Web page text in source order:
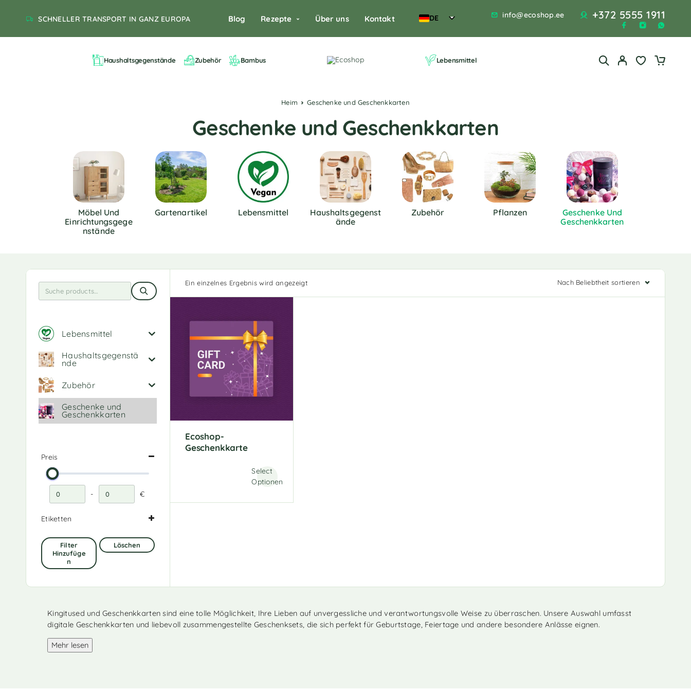
SCHNELLER TRANSPORT IN GANZ EUROPA Blog Rezepte Über uns Kontakt DE info@ecoshop.ee +372 5555 1911
Haushaltsgegenstände Zubehör Bambus Lebensmittel
Heim Geschenke und Geschenkkarten
Geschenke und Geschenkkarten
Möbel Und
Einrichtungsgege
Nstände
Gartenartikel Lebensmittel
Haushaltsgegenst
Ände
Zubehör Pflanzen
Geschenke Und
Geschenkkarten
Lebensmittel
Haushaltsgegenstä
nde
Zubehör
Geschenke und
Geschenkkarten
Preis
Mindestpreis
- Höchstpreis €
Etiketten
Geschenkgutschein (1)
Filter
Hinzufüge
N
Löschen
Ein einzelnes Ergebnis wird angezeigt Nach Beliebtheit sortieren
Ecoshop-
Geschenkkarte
Select
Optionen
Kingitused und Geschenkkarten sind eine tolle Möglichkeit, Ihre Lieben auf unvergessliche und verantwortungsvolle Weise zu überraschen. Unsere Auswahl umfasst
digitale Geschenkkarten und liebevoll zusammengestellte Geschenksets, die sich perfekt für Geburtstage, Feiertage und andere besondere Anlässe eignen.
Mehr lesen